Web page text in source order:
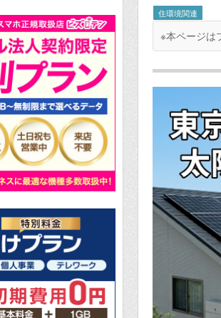
住環境関連
※本ページは